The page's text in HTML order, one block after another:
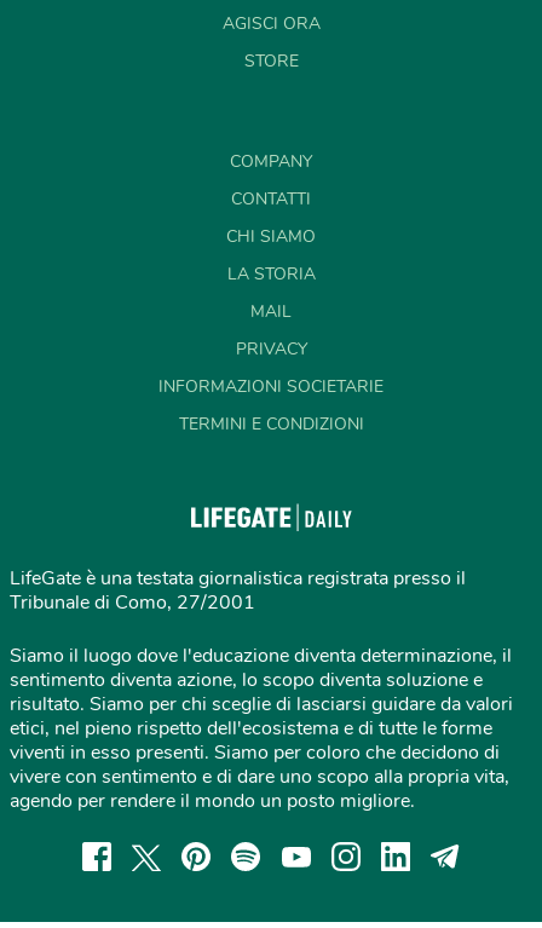
AGISCI ORA
STORE
COMPANY
CONTATTI
CHI SIAMO
LA STORIA
MAIL
PRIVACY
INFORMAZIONI SOCIETARIE
TERMINI E CONDIZIONI
LifeGate è una testata giornalistica registrata presso il
Tribunale di Como, 27/2001
Siamo il luogo dove l'educazione diventa determinazione, il
sentimento diventa azione, lo scopo diventa soluzione e
risultato. Siamo per chi sceglie di lasciarsi guidare da valori
etici, nel pieno rispetto dell'ecosistema e di tutte le forme
viventi in esso presenti. Siamo per coloro che decidono di
vivere con sentimento e di dare uno scopo alla propria vita,
agendo per rendere il mondo un posto migliore.